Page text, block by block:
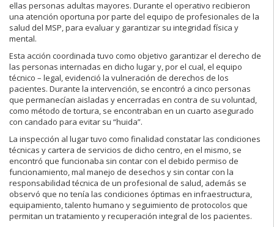
ellas personas adultas mayores. Durante el operativo recibieron
una atención oportuna por parte del equipo de profesionales de la
salud del MSP, para evaluar y garantizar su integridad física y
mental.
Esta acción coordinada tuvo como objetivo garantizar el derecho de
las personas internadas en dicho lugar y, por el cual, el equipo
técnico – legal, evidenció la vulneración de derechos de los
pacientes. Durante la intervención, se encontró a cinco personas
que permanecían aisladas y encerradas en contra de su voluntad,
como método de tortura, se encontraban en un cuarto asegurado
con candado para evitar su “huida”.
La inspección al lugar tuvo como finalidad constatar las condiciones
técnicas y cartera de servicios de dicho centro, en el mismo, se
encontró que funcionaba sin contar con el debido permiso de
funcionamiento, mal manejo de desechos y sin contar con la
responsabilidad técnica de un profesional de salud, además se
observó que no tenía las condiciones óptimas en infraestructura,
equipamiento, talento humano y seguimiento de protocolos que
permitan un tratamiento y recuperación integral de los pacientes.